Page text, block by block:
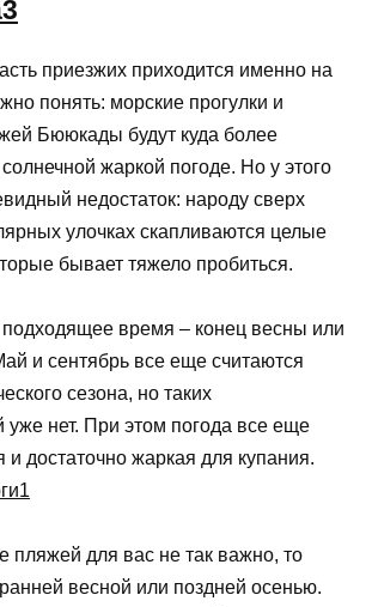
приезжих приходится именно на
понять: морские прогулки и
Бююкады будут куда более
жаркой погоде. Но у этого
недостаток: народу сверх
улочках скапливаются целые
бывает тяжело пробиться.
подходящее время – конец весны или
и сентябрь все еще считаются
сезона, но таких
уже нет. При этом погода все еще
и достаточно жаркая для купания.
пляжей для вас не так важно, то
весной или поздней осенью.